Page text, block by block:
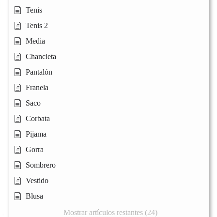
Tenis
Tenis 2
Media
Chancleta
Pantalón
Franela
Saco
Corbata
Pijama
Gorra
Sombrero
Vestido
Blusa
Mostrar artículos restantes (24)